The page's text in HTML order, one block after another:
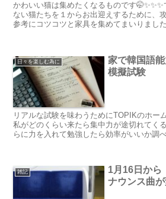
かわいい猫は集めたくなるものです
ない猫たちを１からお出迎えするために、
参考にコツコツと家具を集めてまいりまし
日々を楽しむ為に
家で韓国語
模擬試験
リアルな試験を味わうためにTOPIKのホー
私がどのくらい来たら集中力が途切れてく
らに力を入れて勉強したら効率がいいか調
雑記
1月16日か
ナウンス曲が